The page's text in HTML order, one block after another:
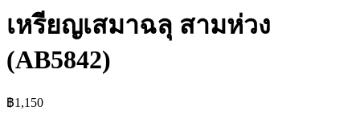
เหรียญเสมาฉลุ สามห่วง
(AB5842)
฿1,150